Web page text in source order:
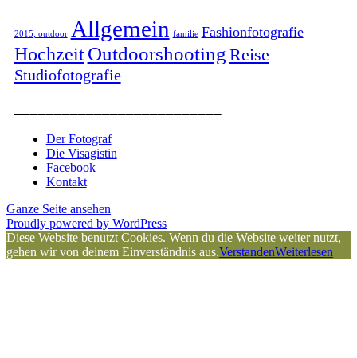
2015; outdoor Allgemein familie Fashionfotografie
Hochzeit Outdoorshooting Reise
Studiofotografie
Der Fotograf
Die Visagistin
Facebook
Kontakt
Ganze Seite ansehen
Proudly powered by WordPress
Diese Website benutzt Cookies. Wenn du die Website weiter nutzt,
gehen wir von deinem Einverständnis aus.VerstandenWeiterlesen